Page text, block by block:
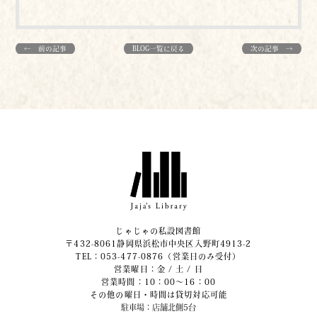
← 前の記事 BLOG一覧に戻る 次の記事 →
じゃじゃの私設図書館
〒432-8061静岡県浜松市中央区入野町4913-2
​TEL：053-477-0876（営業日のみ受付）
営業曜日：金 / 土 / 日
営業時間：10：00～16：00
その他の曜日・時間は貸切対応可能
駐車場：店舗北側5台